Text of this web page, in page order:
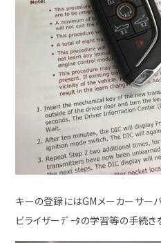
キーの登録にはGMメーカーサー
ビライザーﾃﾞｰﾀの学習等の手続き